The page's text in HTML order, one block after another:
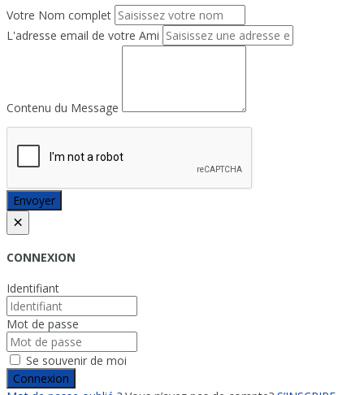
Votre Nom complet
L'adresse email de votre Ami
Contenu du Message
Envoyer
×
CONNEXION
Identifiant
Mot de passe
Se souvenir de moi
Connexion